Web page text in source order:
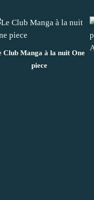
Club Manga à la nuit One
piece